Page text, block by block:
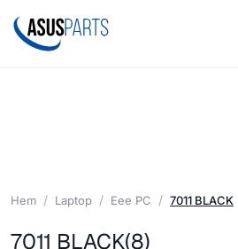
Hem Laptop Eee PC 7011 BLACK
7011 BLACK(8)